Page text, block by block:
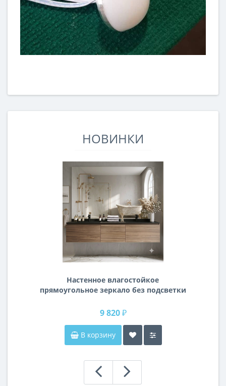
НОВИНКИ
Настенное влагостойкое
прямоугольное зеркало без подсветки
9 820 ₽
В корзину